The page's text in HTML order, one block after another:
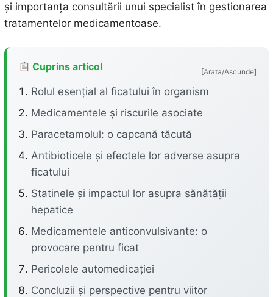
și importanța consultării unui specialist în gestionarea
tratamentelor medicamentoase.
Cuprins articol [Arata/Ascunde]
Rolul esențial al ficatului în organism
Medicamentele și riscurile asociate
Paracetamolul: o capcană tăcută
Antibioticele și efectele lor adverse asupra
ficatului
Statinele și impactul lor asupra sănătății
hepatice
Medicamentele anticonvulsivante: o
provocare pentru ficat
Pericolele automedicației
Concluzii și perspective pentru viitor